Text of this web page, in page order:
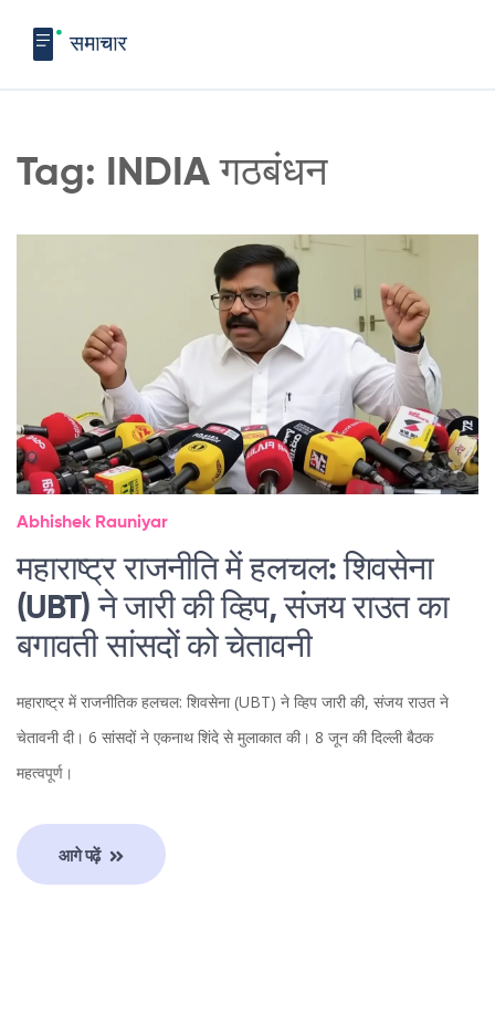
Tag: INDIA गठबंधन
Abhishek Rauniyar
महाराष्ट्र राजनीति में हलचल: शिवसेना
(UBT) ने जारी की व्हिप, संजय राउत का
बगावती सांसदों को चेतावनी
महाराष्ट्र में राजनीतिक हलचल: शिवसेना (UBT) ने व्हिप जारी की, संजय राउत ने
चेतावनी दी। 6 सांसदों ने एकनाथ शिंदे से मुलाकात की। 8 जून की दिल्ली बैठक
महत्वपूर्ण।
आगे पढ़ें